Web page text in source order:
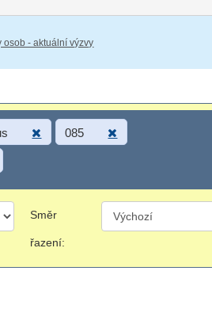
- aktuální výzvy
085
Směr
řazení: